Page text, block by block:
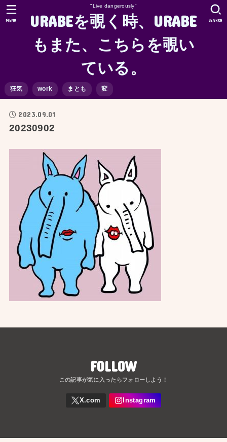
"Live dangerously"
URABEを覗く時、URABE
もまた、こちらを覗い
ている。
狂気 work まとも 変
SEARCH
MENU
2023.09.01
20230902
FOLLOW